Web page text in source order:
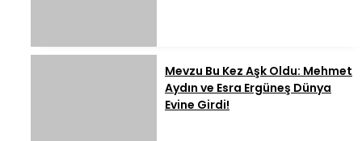
Mevzu Bu Kez Aşk Oldu: Mehmet
Aydın ve Esra Ergüneş Dünya
Evine Girdi!